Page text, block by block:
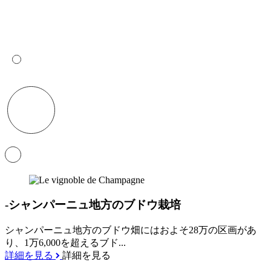
-シャンパーニュ地方のブドウ栽培
シャンパーニュ地方のブドウ畑にはおよそ28万の区画があ
り、1万6,000を超えるブド...
詳細を見る
詳細を見る